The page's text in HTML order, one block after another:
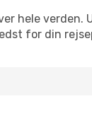
hele verden.
for din